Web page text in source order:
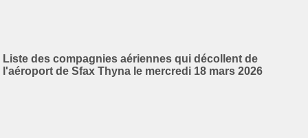
Liste des compagnies aériennes qui décollent de
l'aéroport de Sfax Thyna le mercredi 18 mars 2026